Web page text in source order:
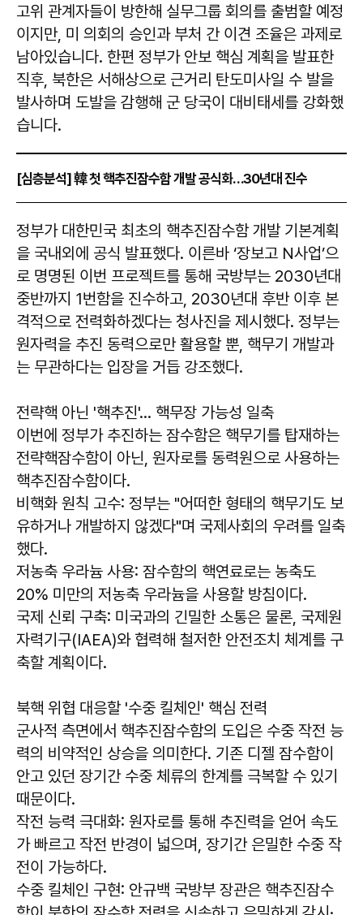
고위 관계자들이 방한해 실무그룹 회의를 출범할 예정
이지만, 미 의회의 승인과 부처 간 이견 조율은 과제로
남아있습니다. 한편 정부가 안보 핵심 계획을 발표한
직후, 북한은 서해상으로 근거리 탄도미사일 수 발을
발사하며 도발을 감행해 군 당국이 대비태세를 강화했
습니다.
[심층분석] 韓 첫 핵추진잠수함 개발 공식화…30년대 진수
정부가 대한민국 최초의 핵추진잠수함 개발 기본계획
을 국내외에 공식 발표했다. 이른바 ‘장보고 N사업’으
로 명명된 이번 프로젝트를 통해 국방부는 2030년대
중반까지 1번함을 진수하고, 2030년대 후반 이후 본
격적으로 전력화하겠다는 청사진을 제시했다. 정부는
원자력을 추진 동력으로만 활용할 뿐, 핵무기 개발과
는 무관하다는 입장을 거듭 강조했다.
전략핵 아닌 '핵추진'… 핵무장 가능성 일축
이번에 정부가 추진하는 잠수함은 핵무기를 탑재하는
전략핵잠수함이 아닌, 원자로를 동력원으로 사용하는
핵추진잠수함이다.
비핵화 원칙 고수: 정부는 "어떠한 형태의 핵무기도 보
유하거나 개발하지 않겠다"며 국제사회의 우려를 일축
했다.
저농축 우라늄 사용: 잠수함의 핵연료로는 농축도
20% 미만의 저농축 우라늄을 사용할 방침이다.
국제 신뢰 구축: 미국과의 긴밀한 소통은 물론, 국제원
자력기구(IAEA)와 협력해 철저한 안전조치 체계를 구
축할 계획이다.
북핵 위협 대응할 '수중 킬체인' 핵심 전력
군사적 측면에서 핵추진잠수함의 도입은 수중 작전 능
력의 비약적인 상승을 의미한다. 기존 디젤 잠수함이
안고 있던 장기간 수중 체류의 한계를 극복할 수 있기
때문이다.
작전 능력 극대화: 원자로를 통해 추진력을 얻어 속도
가 빠르고 작전 반경이 넓으며, 장기간 은밀한 수중 작
전이 가능하다.
수중 킬체인 구현: 안규백 국방부 장관은 핵추진잠수